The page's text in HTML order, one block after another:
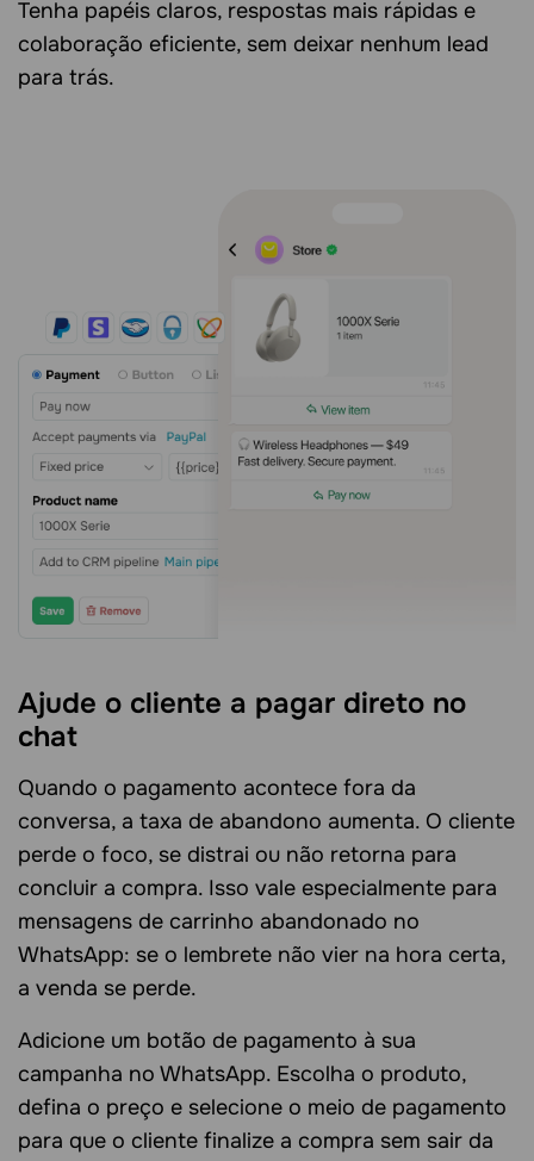
Tenha papéis claros, respostas mais rápidas e
colaboração eficiente, sem deixar nenhum lead
para trás.
Ajude o cliente a pagar direto no
chat
Quando o pagamento acontece fora da
conversa, a taxa de abandono aumenta. O cliente
perde o foco, se distrai ou não retorna para
concluir a compra. Isso vale especialmente para
mensagens de carrinho abandonado no
WhatsApp: se o lembrete não vier na hora certa,
a venda se perde.
Adicione um botão de pagamento à sua
campanha no WhatsApp. Escolha o produto,
defina o preço e selecione o meio de pagamento
para que o cliente finalize a compra sem sair da